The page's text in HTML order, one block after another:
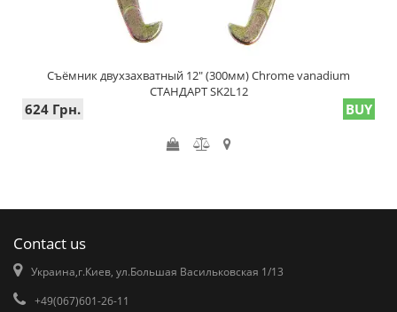
Съёмник двухзахватный 12" (300мм) Chrome vanadium
СТАНДАРТ SK2L12
624 Грн. BUY
Contact us
Украина,г.Киев, ул.Большая Васильковская 1/13
+49(067)601-26-11